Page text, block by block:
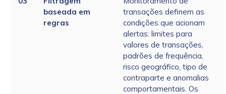
baseada em
regras
transações definem as
condições que acionam
alertas: limites para
valores de transações,
padrões de frequência,
risco geográfico, tipo de
contraparte e anomalias
comportamentais. Os